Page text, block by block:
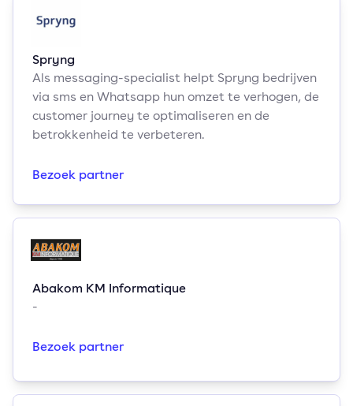
Spryng
Als messaging-specialist helpt Spryng bedrijven
via sms en Whatsapp hun omzet te verhogen, de
customer journey te optimaliseren en de
betrokkenheid te verbeteren.
Bezoek partner
Abakom KM Informatique
-
Bezoek partner